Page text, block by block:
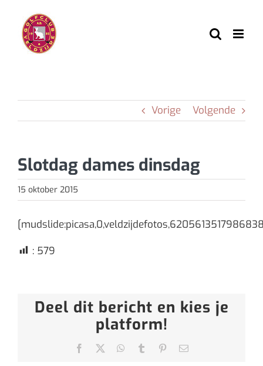
inhoud
Vorige Volgende
Slotdag dames dinsdag
15 oktober 2015
: 579
Deel dit bericht en kies je
platform!
Facebook WhatsApp
Tumblr Pinterest
E-